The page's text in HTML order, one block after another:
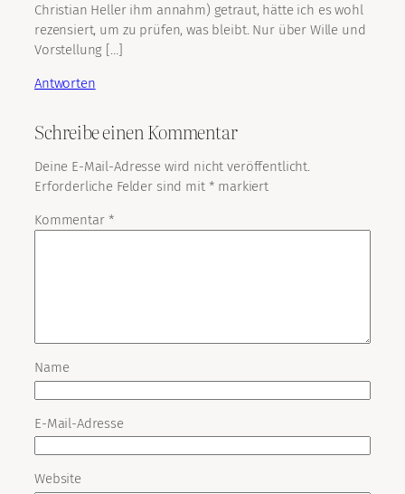
Christian Heller ihm annahm) getraut, hätte ich es wohl
rezensiert, um zu prüfen, was bleibt. Nur über Wille und
Vorstellung […]
Antworten
Schreibe einen Kommentar
Deine E-Mail-Adresse wird nicht veröffentlicht.
Erforderliche Felder sind mit * markiert
Kommentar *
Name
E-Mail-Adresse
Website